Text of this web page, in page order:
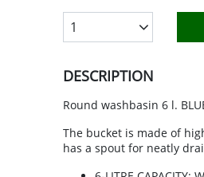
LÁMPARAS Y GUIRNALDAS
MARCOS DE FOTOS
PAPEL ADHESIVO Y
PERCHEROS Y PARAGÜEROS
PLANTAS ARTIFICIALES
WORK CLOTHING
INSECTICIDAS, PLAGUICIDAS
IRRIGATION
MACHINERY
SWIMMING POOL
HARDWARE ITEMS
IRONMONGERY AND SAFES
RUEDAS
SISTEMAS DE CONTENCIÓN
TORNILLERÍA Y FIJACIONES
HEATERS
RADIADORES
REJILLAS DE VENTILACIÓN
VENTILACIÓN
WATER HEATERS
DISOLVENTES
ESMALTES ACRÍLICOS
ESMALTES ACRÍLICOS
ESMALTES SINTÉTICOS
IMPRIMACIONES
1
DESCRIPTION
Round washbasin 6 l.
The bucket is made of
has a spout for neatly